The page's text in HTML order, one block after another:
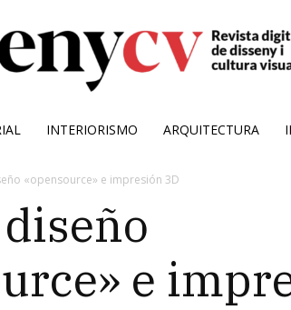
INTERIORISMO ARQUITECTURA
«opensource» e impresión 3D
e